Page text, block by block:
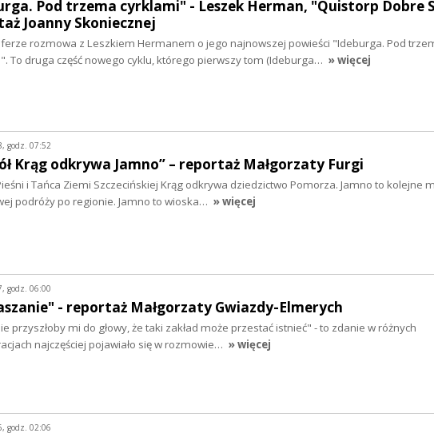
Pod trzema cyrklami" - Leszek Herman, "Quistorp Dobre
Joanny Skoniecznej
rozmowa z Leszkiem Hermanem o jego najnowszej powieści "Ideburga. Pod
To druga część nowego cyklu, którego pierwszy tom (Ideburga… » więcej
godz. 07:52
Krąg odkrywa Jamno” – reportaż Małgorzaty Furgi
i Tańca Ziemi Szczecińskiej Krąg odkrywa dziedzictwo Pomorza. Jamno to kolejne
podróży po regionie. Jamno to wioska… » więcej
godz. 06:00
- reportaż Małgorzaty Gwiazdy-Elmerych
przyszłoby mi do głowy, że taki zakład może przestać istnieć" - to zdanie w różnych
najczęściej pojawiało się w rozmowie… » więcej
godz. 02:06